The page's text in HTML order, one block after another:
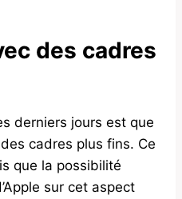
des cadres
derniers jours est que
cadres plus fins. Ce
que la possibilité
sur cet aspect